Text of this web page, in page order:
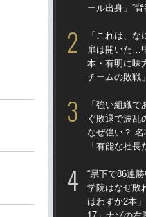
ール出身」“
「これは、な
扉は開いた…
本・有明に味
チームの敗戦
「強い組織
ぐ敗退で波
なぜ強い？ 名
「有能な社長
“県下で86連
学院はなぜ敗
はわずか2本